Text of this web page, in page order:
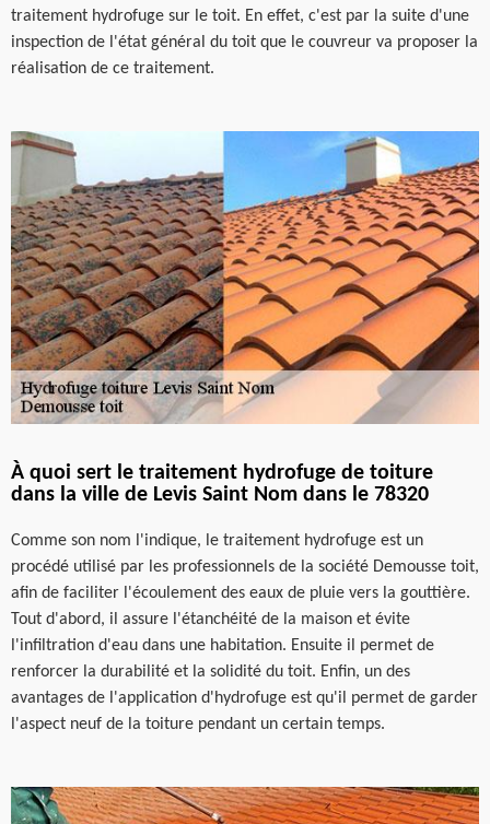
traitement hydrofuge sur le toit. En effet, c'est par la suite d'une
inspection de l'état général du toit que le couvreur va proposer la
réalisation de ce traitement.
À quoi sert le traitement hydrofuge de toiture
dans la ville de Levis Saint Nom dans le 78320
Comme son nom l'indique, le traitement hydrofuge est un
procédé utilisé par les professionnels de la société Demousse toit,
afin de faciliter l'écoulement des eaux de pluie vers la gouttière.
Tout d'abord, il assure l'étanchéité de la maison et évite
l'infiltration d'eau dans une habitation. Ensuite il permet de
renforcer la durabilité et la solidité du toit. Enfin, un des
avantages de l'application d'hydrofuge est qu'il permet de garder
l'aspect neuf de la toiture pendant un certain temps.